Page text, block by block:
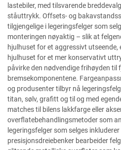
lastebiler, med tilsvarende
ståuttrykk. Offsets- og
tilgjengelige i legeringsfelger som
monteringen nøyaktig – slik at
hjulhuset for et aggressivt utseende,
hjulhuset for et mer konservativt
påvirke den nødvendige frihøyden
bremsekomponentene.
og produsenter tilbyr nå
titan, sølv, grafitt og til og med
matches til bilens lakkfarge eller
overflatebehandlingsmetoder som
legeringsfelger som selges
presisjonsdreiebenker bearbeider